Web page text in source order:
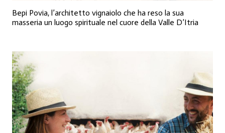
Bepi Povia, l’architetto vignaiolo che ha reso la sua
masseria un luogo spirituale nel cuore della Valle D’Itria